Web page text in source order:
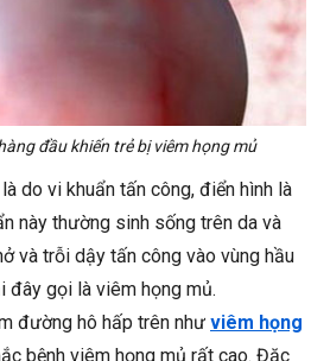
đầu khiến trẻ bị viêm họng mủ
do vi khuẩn tấn công, điển hình là
này thường sinh sống trên da và
và trỗi dậy tấn công vào vùng hầu
đây gọi là viêm họng mủ.
đường hô hấp trên như viêm họng
bệnh viêm họng mủ rất cao. Đặc